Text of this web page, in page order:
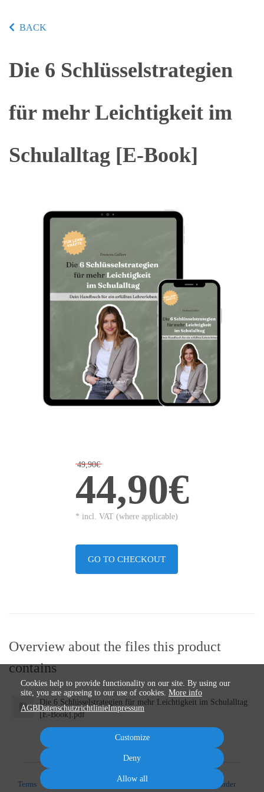
BACK
Die 6 Schlüsselstrategien
für mehr Leichtigkeit im
Schulalltag [E-Book]
49,90€
44,90€
* incl. VAT (where applicable)
GO TO CHECKOUT
Overview about the files this product
contains
Die 6 Schlüsselstrategien für mehr Leichtigkeit im Schulalltag
[E-Book].pdf
Terms Cancel subscription Cancel order
Cookies help to provide functionality on our site. By using our
site, you are agreeing to our use of cookies. More info
AGBDatenschutzrichtlinieImpressum
Customize
Deny
Allow all